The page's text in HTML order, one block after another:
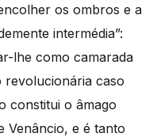
os ombros e a
intermédia”:
lhe como camarada
revolucionária caso
constitui o âmago
Venâncio, e é tanto